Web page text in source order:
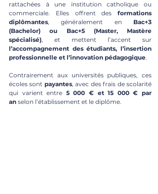
rattachées à une institution catholique ou
commerciale. Elles offrent des formations
diplômantes, généralement en Bac+3
(Bachelor) ou Bac+5 (Master, Mastère
spécialisé)
l’accompagnement des étudiants, l’insertion
professionnelle et l’innovation pédagogique.
Contrairement aux universités publiques, ces
écoles sont payantes, avec des frais de scolarité
qui varient entre 5 000 € et 15 000 € par
an selon l’établissement et le diplôme.